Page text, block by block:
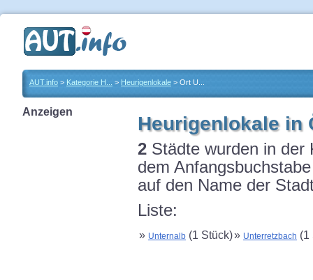
AUT.info > Kategorie H... > Heurigenlokale > Ort U...
Anzeigen
Heurigenlokale in
2 Städte wurden in der
dem
auf den Name der
Liste:
» Unternalb (1 Stück)» Unterretzbach (1